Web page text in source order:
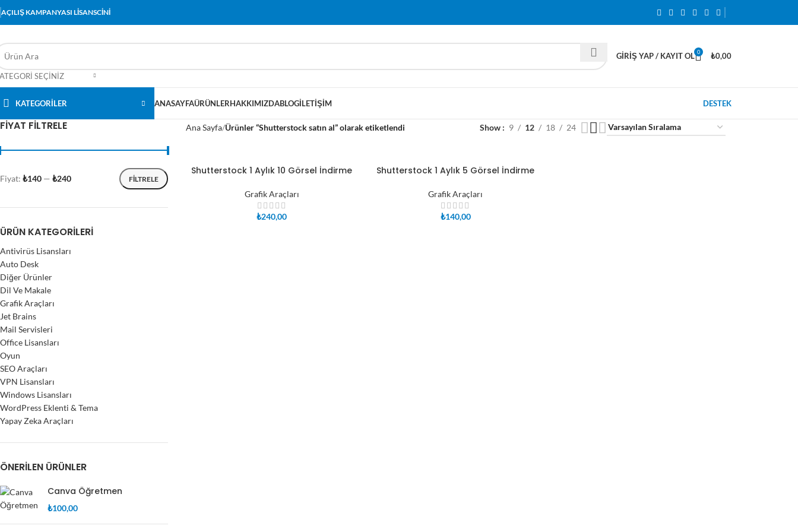
AÇILIŞ KAMPANYASI LİSANSCİNİ
SEÇINIZ
GIRIŞ YAP / KAYIT OL 0 ₺0,00
KATEGORİLER ANASAYFAÜRÜNLERHAKKIMIZDABLOGİLETIŞIM DESTEK
FIYAT FILTRELE
FILTRELE
Fiyat: ₺140 — ₺240
ÜRÜN KATEGORILERI
Antivirüs Lisansları
Auto Desk
Diğer Ürünler
Dil Ve Makale
Grafik Araçları
Jet Brains
Mail Servisleri
Office Lisansları
Oyun
SEO Araçları
VPN Lisansları
Windows Lisansları
WordPress Eklenti & Tema
Yapay Zeka Araçları
ÖNERILEN ÜRÜNLER
Canva Öğretmen
₺100,00
Ana Sayfa Ürünler “Shutterstock satın al” olarak etiketlendi Show 9 12 18 24
SEPETE EKLE
Shutterstock 1 Aylık 10 Görsel İndirme
Grafik Araçları
₺240,00
SEPETE EKLE
Shutterstock 1 Aylık 5 Görsel İndirme
Grafik Araçları
₺140,00